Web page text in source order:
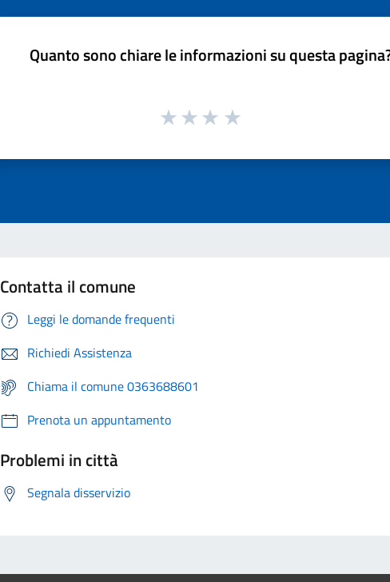
Quanto sono chiare le informazioni su questa
Contatta il comune
Leggi le domande frequenti
Richiedi Assistenza
Chiama il comune 0363688601
Prenota un appuntamento
Problemi in città
Segnala disservizio